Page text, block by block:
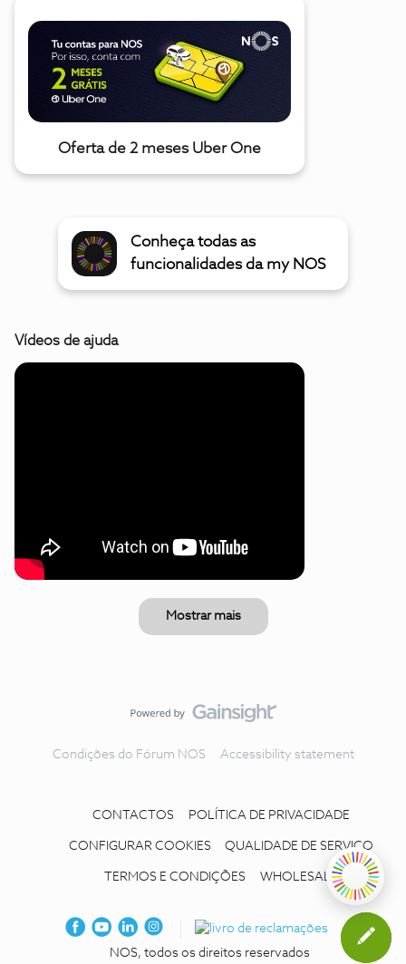
Oferta de 2 meses Uber One
Conheça todas as
funcionalidades da my NOS
Vídeos de ajuda
Mostrar mais
Condições do Fórum NOS Accessibility statement
CONTACTOS POLÍTICA DE PRIVACIDADE
CONFIGURAR COOKIES QUALIDADE DE SERVIÇO
TERMOS E CONDIÇÕES WHOLESALE
NOS, todos os direitos reservados